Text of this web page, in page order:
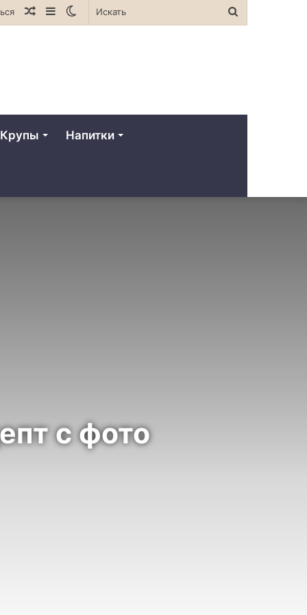
Switch
Sidebar
Случайная
Крупы Напитки
с фото